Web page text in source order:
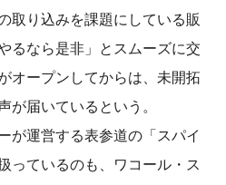
取り込みを課題にしている販
るなら是非」とスムーズに交
オープンしてからは、未開拓
が届いているという。
が運営する表参道の「スパイ
っているのも、ワコール・ス